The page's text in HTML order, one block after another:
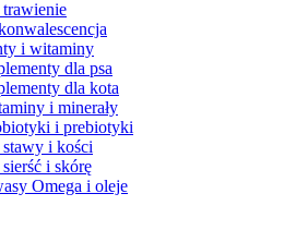
i witaminy
dla psa
dla kota
i minerały
i prebiotyki
i kości
i skórę
Omega i oleje